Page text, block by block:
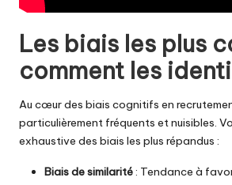
Les biais les plus
comment les
Au cœur des biais cognitifs en
particulièrement fréquents et nuisibles.
exhaustive des biais les plus répandus :
Biais de similarité: Tendance à